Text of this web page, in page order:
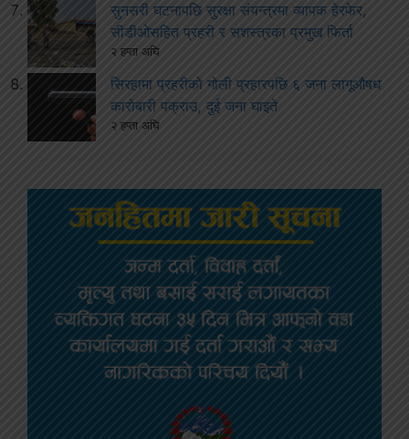
सुनसरी घटनापछि सुरक्षा संयन्त्रमा व्यापक हेरफेर,
सीडीओसहित प्रहरी र सशस्त्रका प्रमुख फिर्ता
२ हप्ता अघि
सिरहामा प्रहरीको गोली प्रहारपछि ६ जना लागूऔषध
कारोबारी पक्राउ, दुई जना घाइते
२ हप्ता अघि